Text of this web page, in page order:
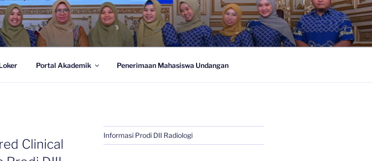
::.
Portal Akademik Penerimaan Mahasiswa Undangan
Clinical
Informasi Prodi DII Radiologi